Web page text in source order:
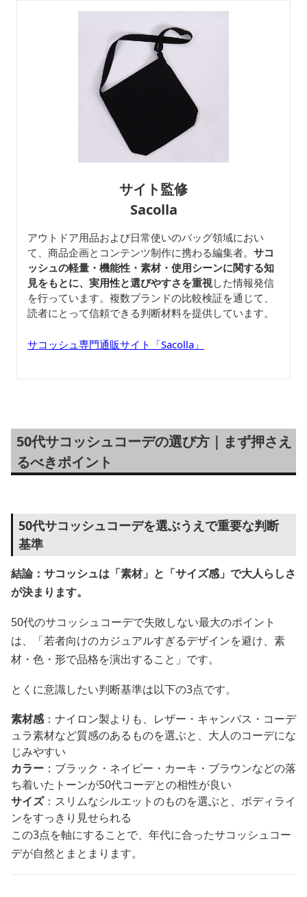
サイト監修
Sacolla
アウトドア用品および日常使いのバッグ領域におい
て、商品企画とコンテンツ制作に携わる編集者。 サコ
ッシュの軽量・機能性・素材・使用シーンに関する知
見をもとに、実用性と選びやすさを重視した情報発信
を行っています。複数ブランドの比較検証を通じて、
読者にとって信頼できる判断材料を提供しています。
サコッシュ専門通販サイト「Sacolla」
50代サコッシュコーデの選び方｜まず押さえ
るべきポイント
50代サコッシュコーデを選ぶうえで重要な判断
基準
結論：サコッシュは「素材」と「サイズ感」で大人らしさ
が決まります。
50代のサコッシュコーデで失敗しない最大のポイント
は、「若者向けのカジュアルすぎるデザインを避け、素
材・色・形で品格を演出すること」です。
とくに意識したい判断基準は以下の3点です。
素材感：ナイロン製よりも、レザー・キャンバス・コーデ
ュラ素材など質感のあるものを選ぶと、大人のコーデにな
じみやすい
カラー ：ブラック・ネイビー・カーキ・ブラウンなどの落
ち着いたトーンが50代コーデとの相性が良い
サイズ：スリムなシルエットのものを選ぶと、ボディライ
ンをすっきり見せられる
この3点を軸にすることで、年代に合ったサコッシュコー
デが自然とまとまります。